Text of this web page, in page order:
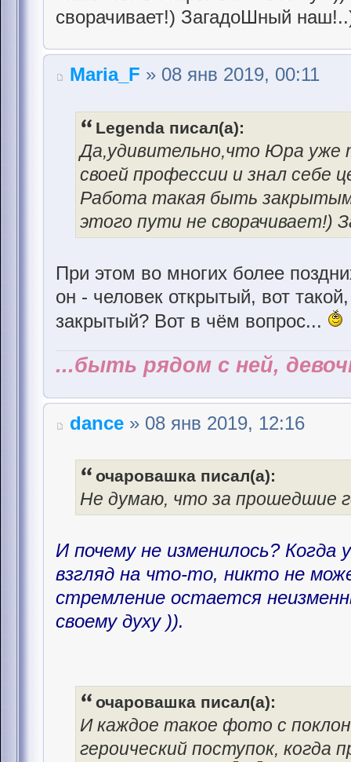
сворачивает!) ЗагадоШный
Maria_F » 08 янв 2019, 00:11
Legenda писал(а):
Да,удивительно,что Юра уже
своей профессии и знал себе
Работа такая быть
этого пути не сворачивает!)
При этом во многих более
он - человек открытый, вот
закрытый? Вот в чём вопрос...
...быть рядом с ней,
dance » 08 янв 2019, 12:16
очаровашка писал(а):
Не думаю, что за прошедшие
И почему не изменилось? Когда
взгляд на что-то, никто не
стремление остается
своему духу )).
очаровашка писал(а):
И каждое такое фото с
героический поступок,